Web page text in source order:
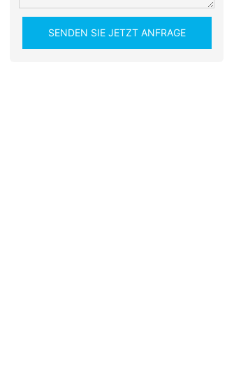
SENDEN SIE JETZT ANFRAGE